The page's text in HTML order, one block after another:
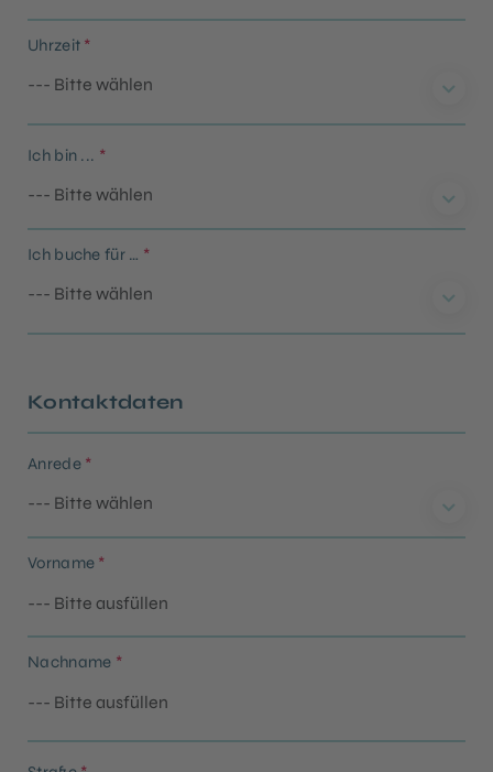
Uhrzeit *
Ich bin ... *
Ich buche für … *
Kontaktdaten
Anrede *
Vorname *
Nachname *